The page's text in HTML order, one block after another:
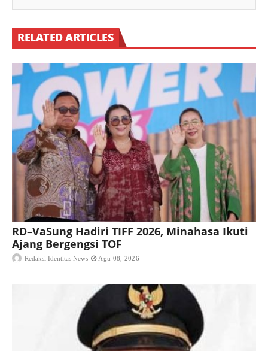
RELATED ARTICLES
RD–VaSung Hadiri TIFF 2026, Minahasa Ikuti
Ajang Bergengsi TOF
Redaksi Identitas News Agu 08, 2026